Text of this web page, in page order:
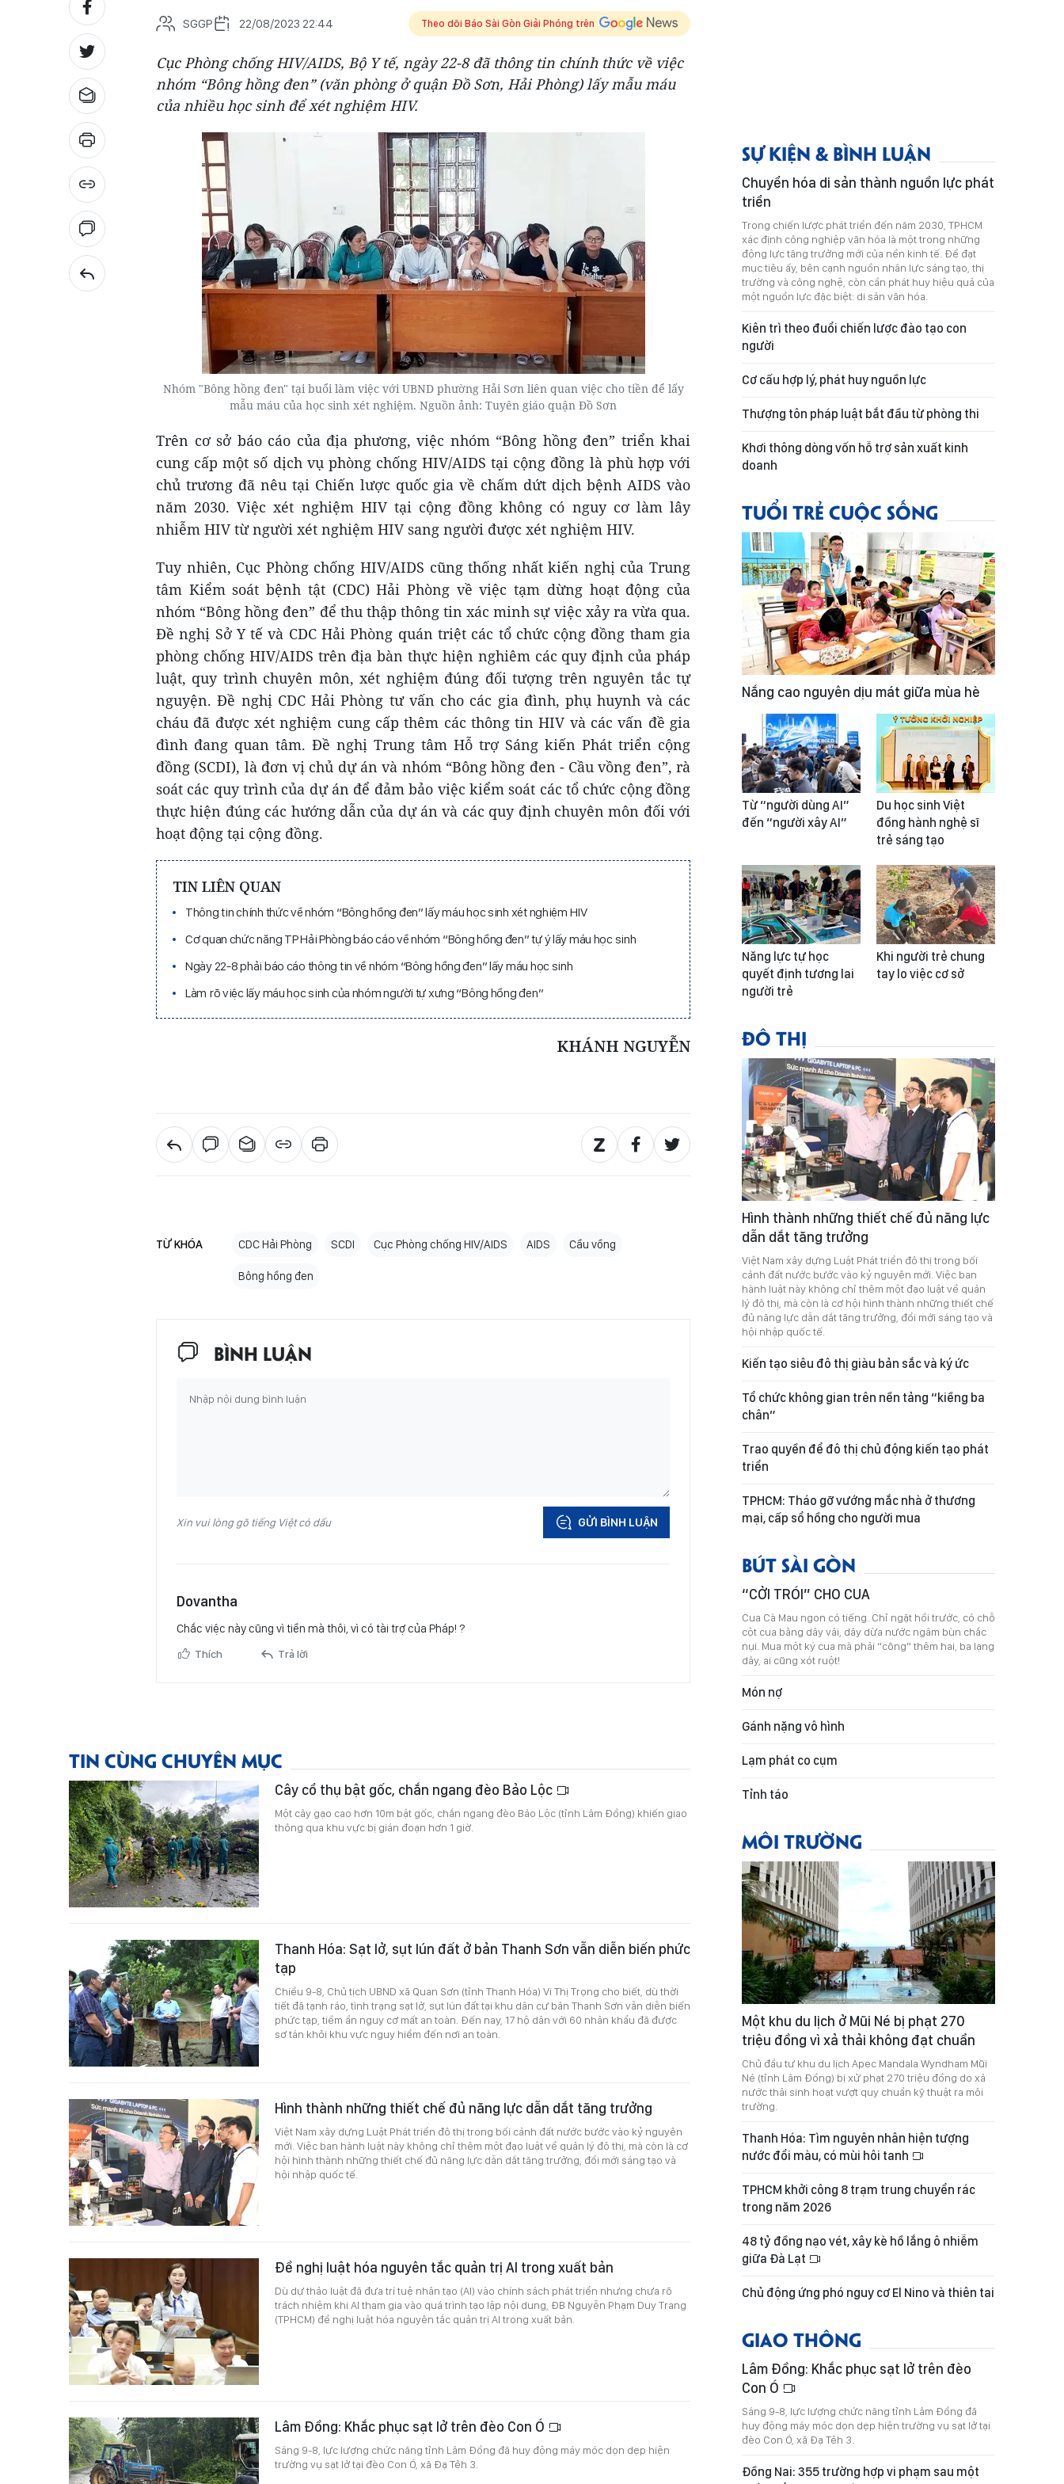
SGGP 22/08/2023 22:44 Theo dõi Báo Sài Gòn Giải Phóng trên
Cục Phòng chống HIV/AIDS, Bộ Y tế, ngày 22-8 đã thông tin chính thức về việc
nhóm “Bông hồng đen” (văn phòng ở quận Đồ Sơn, Hải Phòng) lấy mẫu máu
của nhiều học sinh để xét nghiệm HIV.
Nhóm "Bông hồng đen" tại buổi làm việc với UBND phường Hải Sơn liên quan việc cho tiền để lấy
mẫu máu của học sinh xét nghiệm. Nguồn ảnh: Tuyên giáo quận Đồ Sơn
Trên cơ sở báo cáo của địa phương, việc nhóm “Bông hồng đen” triển khai
cung cấp một số dịch vụ phòng chống HIV/AIDS tại cộng đồng là phù hợp với
chủ trương đã nêu tại Chiến lược quốc gia về chấm dứt dịch bệnh AIDS vào
năm 2030. Việc xét nghiệm HIV tại cộng đồng không có nguy cơ làm lây
nhiễm HIV từ người xét nghiệm HIV sang người được xét nghiệm HIV.
Tuy nhiên, Cục Phòng chống HIV/AIDS cũng thống nhất kiến nghị của Trung
tâm Kiểm soát bệnh tật (CDC) Hải Phòng về việc tạm dừng hoạt động của
nhóm “Bông hồng đen” để thu thập thông tin xác minh sự việc xảy ra vừa qua.
Đề nghị Sở Y tế và CDC Hải Phòng quán triệt các tổ chức cộng đồng tham gia
phòng chống HIV/AIDS trên địa bàn thực hiện nghiêm các quy định của pháp
luật, quy trình chuyên môn, xét nghiệm đúng đối tượng trên nguyên tắc tự
nguyện. Đề nghị CDC Hải Phòng tư vấn cho các gia đình, phụ huynh và các
cháu đã được xét nghiệm cung cấp thêm các thông tin HIV và các vấn đề gia
đình đang quan tâm. Đề nghị Trung tâm Hỗ trợ Sáng kiến Phát triển cộng
đồng (SCDI), là đơn vị chủ dự án và nhóm “Bông hồng đen - Cầu vồng đen”, rà
soát các quy trình của dự án để đảm bảo việc kiểm soát các tổ chức cộng đồng
thực hiện đúng các hướng dẫn của dự án và các quy định chuyên môn đối với
hoạt động tại cộng đồng.
TIN LIÊN QUAN
Thông tin chính thức về nhóm “Bông hồng đen” lấy máu học sinh xét nghiệm HIV
Cơ quan chức năng TP Hải Phòng báo cáo về nhóm “Bông hồng đen” tự ý lấy máu học sinh
Ngày 22-8 phải báo cáo thông tin về nhóm “Bông hồng đen” lấy máu học sinh
Làm rõ việc lấy máu học sinh của nhóm người tự xưng “Bông hồng đen”
KHÁNH NGUYỄN
TỪ KHÓA CDC Hải Phòng SCDI Cục Phòng chống HIV/AIDS AIDS Cầu vồng
Bông hồng đen
BÌNH LUẬN
Xin vui lòng gõ tiếng Việt có dấu GỬI BÌNH LUẬN
Dovantha
Chắc việc này cũng vì tiền mà thôi, vì có tài trợ của Pháp! ?
Thích Trả lời
TIN CÙNG CHUYÊN MỤC
Cây cổ thụ bật gốc, chắn ngang đèo Bảo Lộc
Một cây gạo cao hơn 10m bật gốc, chắn ngang đèo Bảo Lộc (tỉnh Lâm Đồng) khiến giao
thông qua khu vực bị gián đoạn hơn 1 giờ.
Thanh Hóa: Sạt lở, sụt lún đất ở bản Thanh Sơn vẫn diễn biến phức
tạp
Chiều 9-8, Chủ tịch UBND xã Quan Sơn (tỉnh Thanh Hóa) Vi Thị Trọng cho biết, dù thời
tiết đã tạnh ráo, tình trạng sạt lở, sụt lún đất tại khu dân cư bản Thanh Sơn vẫn diễn biến
phức tạp, tiềm ẩn nguy cơ mất an toàn. Đến nay, 17 hộ dân với 60 nhân khẩu đã được
sơ tán khỏi khu vực nguy hiểm đến nơi an toàn.
Hình thành những thiết chế đủ năng lực dẫn dắt tăng trưởng
Việt Nam xây dựng Luật Phát triển đô thị trong bối cảnh đất nước bước vào kỷ nguyên
mới. Việc ban hành luật này không chỉ thêm một đạo luật về quản lý đô thị, mà còn là cơ
hội hình thành những thiết chế đủ năng lực dẫn dắt tăng trưởng, đổi mới sáng tạo và
hội nhập quốc tế.
Đề nghị luật hóa nguyên tắc quản trị AI trong xuất bản
Dù dự thảo luật đã đưa trí tuệ nhân tạo (AI) vào chính sách phát triển nhưng chưa rõ
trách nhiệm khi AI tham gia vào quá trình tạo lập nội dung, ĐB Nguyễn Phạm Duy Trang
(TPHCM) đề nghị luật hóa nguyên tắc quản trị AI trong xuất bản.
Lâm Đồng: Khắc phục sạt lở trên đèo Con Ó
Sáng 9-8, lực lượng chức năng tỉnh Lâm Đồng đã huy động máy móc dọn dẹp hiện
trường vụ sạt lở tại đèo Con Ó, xã Đạ Tẻh 3.
SỰ KIỆN & BÌNH LUẬN
Chuyển hóa di sản thành nguồn lực phát
triển
Trong chiến lược phát triển đến năm 2030, TPHCM
xác định công nghiệp văn hóa là một trong những
động lực tăng trưởng mới của nền kinh tế. Để đạt
mục tiêu ấy, bên cạnh nguồn nhân lực sáng tạo, thị
trường và công nghệ, còn cần phát huy hiệu quả của
một nguồn lực đặc biệt: di sản văn hóa.
Kiên trì theo đuổi chiến lược đào tạo con
người
Cơ cấu hợp lý, phát huy nguồn lực
Thượng tôn pháp luật bắt đầu từ phòng thi
Khơi thông dòng vốn hỗ trợ sản xuất kinh
doanh
TUỔI TRẺ CUỘC SỐNG
Nắng cao nguyên dịu mát giữa mùa hè
Từ “người dùng AI”
đến “người xây AI”
Du học sinh Việt
đồng hành nghệ sĩ
trẻ sáng tạo
Năng lực tự học
quyết định tương lai
người trẻ
Khi người trẻ chung
tay lo việc cơ sở
ĐÔ THỊ
Hình thành những thiết chế đủ năng lực
dẫn dắt tăng trưởng
Việt Nam xây dựng Luật Phát triển đô thị trong bối
cảnh đất nước bước vào kỷ nguyên mới. Việc ban
hành luật này không chỉ thêm một đạo luật về quản
lý đô thị, mà còn là cơ hội hình thành những thiết chế
đủ năng lực dẫn dắt tăng trưởng, đổi mới sáng tạo và
hội nhập quốc tế.
Kiến tạo siêu đô thị giàu bản sắc và ký ức
Tổ chức không gian trên nền tảng “kiềng ba
chân”
Trao quyền để đô thị chủ động kiến tạo phát
triển
TPHCM: Tháo gỡ vướng mắc nhà ở thương
mại, cấp sổ hồng cho người mua
BÚT SÀI GÒN
“CỞI TRÓI” CHO CUA
Cua Cà Mau ngon có tiếng. Chỉ ngặt hồi trước, có chỗ
cột cua bằng dây vải, dây dừa nước ngâm bùn chắc
nụi. Mua một ký cua mà phải “cõng” thêm hai, ba lạng
dây, ai cũng xót ruột!
Món nợ
Gánh nặng vô hình
Lạm phát co cụm
Tỉnh táo
MÔI TRƯỜNG
Một khu du lịch ở Mũi Né bị phạt 270
triệu đồng vì xả thải không đạt chuẩn
Chủ đầu tư khu du lịch Apec Mandala Wyndham Mũi
Né (tỉnh Lâm Đồng) bị xử phạt 270 triệu đồng do xả
nước thải sinh hoạt vượt quy chuẩn kỹ thuật ra môi
trường.
Thanh Hóa: Tìm nguyên nhân hiện tượng
nước đổi màu, có mùi hôi tanh
TPHCM khởi công 8 trạm trung chuyển rác
trong năm 2026
48 tỷ đồng nạo vét, xây kè hồ lắng ô nhiễm
giữa Đà Lạt
Chủ động ứng phó nguy cơ El Nino và thiên tai
GIAO THÔNG
Lâm Đồng: Khắc phục sạt lở trên đèo
Con Ó
Sáng 9-8, lực lượng chức năng tỉnh Lâm Đồng đã
huy động máy móc dọn dẹp hiện trường vụ sạt lở tại
đèo Con Ó, xã Đạ Tẻh 3.
Đồng Nai: 355 trường hợp vi phạm sau một